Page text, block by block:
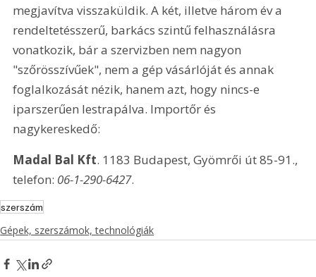
megjavítva visszaküldik. A két, illetve három év a
rendeltetésszerű, barkács szintű felhasználásra
vonatkozik, bár a szervizben nem nagyon
"szőrösszívűek", nem a gép vásárlóját és annak
foglalkozását nézik, hanem azt, hogy nincs-e
iparszerűen lestrapálva. Importőr és
nagykereskedő:
Madal Bal Kft. 1183 Budapest, Gyömrői út 85-91.,
telefon: 06-1-290-6427.
szerszám
Gépek, szerszámok, technológiák